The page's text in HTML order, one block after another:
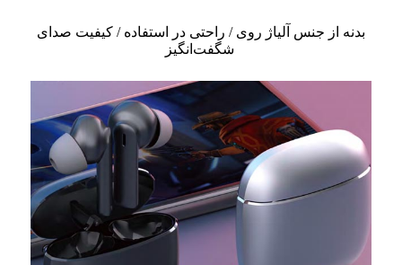
بدنه از جنس آلیاژ روی / راحتی در استفاده / کیفیت صدای
شگفت‌انگیز